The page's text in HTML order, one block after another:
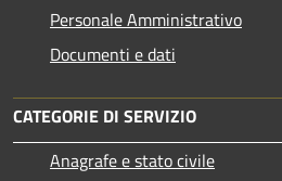
Personale Amministrativo
Documenti e dati
CATEGORIE DI SERVIZIO
Anagrafe e stato civile